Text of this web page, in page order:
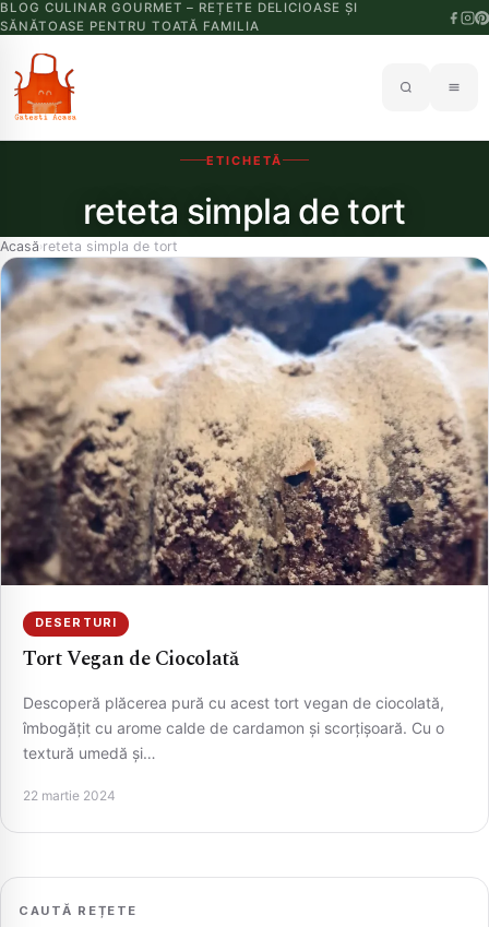
BLOG CULINAR GOURMET – REȚETE DELICIOASE ȘI
SĂNĂTOASE PENTRU TOATĂ FAMILIA
ETICHETĂ
reteta simpla de tort
Acasă›reteta simpla de tort
DESERTURI
Tort Vegan de Ciocolată
Descoperă plăcerea pură cu acest tort vegan de ciocolată,
îmbogățit cu arome calde de cardamon și scorțișoară. Cu o
textură umedă și…
22 martie 2024
CAUTĂ REȚETE